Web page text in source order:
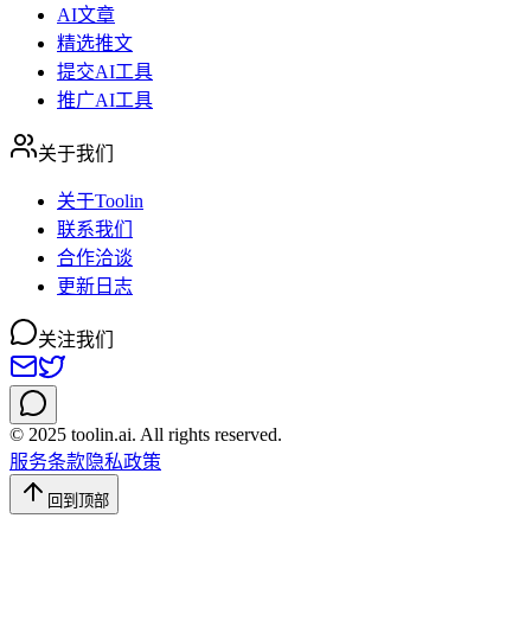
AI文章
精选推文
提交AI工具
推广AI工具
关于我们
关于Toolin
联系我们
合作洽谈
更新日志
关注我们
© 2025 toolin.ai. All rights reserved.
服务条款隐私政策
回到顶部